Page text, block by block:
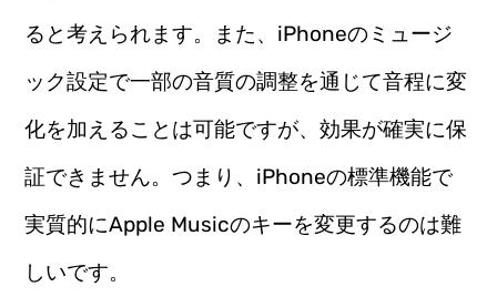
ると考えられます。また、iPhoneのミュージ
ック設定で一部の音質の調整を通じて音程に変
化を加えることは可能ですが、効果が確実に保
証できません。つまり、iPhoneの標準機能で
実質的にApple Musicのキーを変更するのは難
しいです。